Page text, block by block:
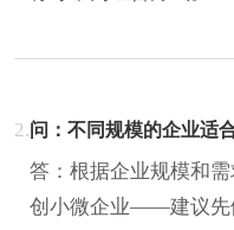
2.问：不同规模的企业适
答：根据企业规模和
创小微企业——建议先